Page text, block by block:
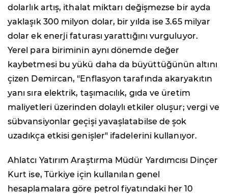
dolarlık artış, ithalat miktarı değişmezse bir ayda
yaklaşık 300 milyon dolar, bir yılda ise 3.65 milyar
dolar ek enerji faturası yarattığını vurguluyor.
Yerel para biriminin aynı dönemde değer
kaybetmesi bu yükü daha da büyüttüğünün altını
çizen Demircan, "Enflasyon tarafında akaryakıtın
yanı sıra elektrik, taşımacılık, gıda ve üretim
maliyetleri üzerinden dolaylı etkiler oluşur; vergi ve
sübvansiyonlar geçişi yavaşlatabilse de şok
uzadıkça etkisi genişler" ifadelerini kullanıyor.
Ahlatcı Yatırım Araştırma Müdür Yardımcısı Dinçer
Kurt ise, Türkiye için kullanılan genel
hesaplamalara göre petrol fiyatındaki her 10